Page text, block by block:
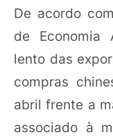
De acordo
de Economia
lento das
compras
abril frente a
associado à